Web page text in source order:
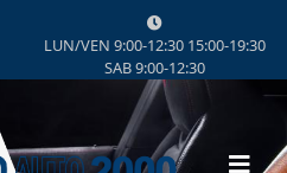
LUN/VEN 9:00-12:30 15:00-19:30
SAB 9:00-12:30